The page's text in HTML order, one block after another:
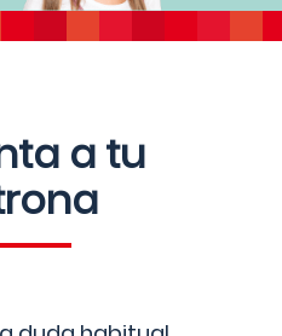
a tu